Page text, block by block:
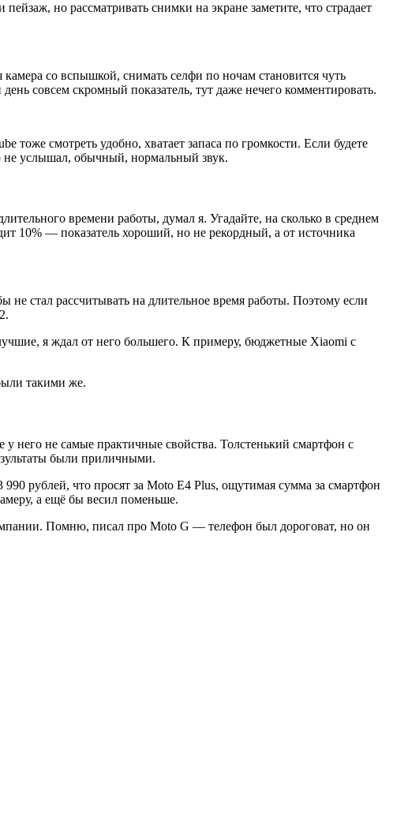
но рассматривать снимки на экране заметите, что страдает
со вспышкой, снимать селфи по ночам становится чуть
совсем скромный показатель, тут даже нечего комментировать.
смотреть удобно, хватает запаса по громкости. Если будете
не услышал, обычный, нормальный звук.
времени работы, думал я. Угадайте, на сколько в среднем
10% — показатель хороший, но не рекордный, а от источника
стал рассчитывать на длительное время работы. Поэтому если
я ждал от него большего. К примеру, бюджетные Xiaomi с
такими же.
него не самые практичные свойства. Толстенький смартфон с
были приличными.
рублей, что просят за Moto E4 Plus, ощутимая сумма за смартфон
а ещё бы весил поменьше.
Помню, писал про Moto G — телефон был дороговат, но он